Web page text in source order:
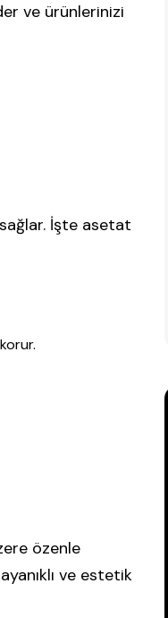
ve ürünlerinizi
İşte asetat
özenle
ve estetik